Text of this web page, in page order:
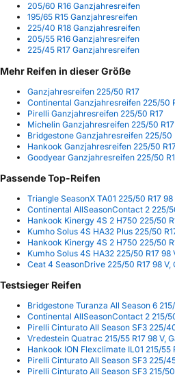
205/60 R16 Ganzjahresreifen
195/65 R15 Ganzjahresreifen
225/40 R18 Ganzjahresreifen
205/55 R16 Ganzjahresreifen
225/45 R17 Ganzjahresreifen
Mehr Reifen in dieser Größe
Ganzjahresreifen 225/50 R17
Continental Ganzjahresreifen 225/50
Pirelli Ganzjahresreifen 225/50 R17
Michelin Ganzjahresreifen 225/50 R17
Bridgestone Ganzjahresreifen 225/50
Hankook Ganzjahresreifen 225/50
Goodyear Ganzjahresreifen 225/50
Passende Top-Reifen
Triangle SeasonX TA01 225/50 R17
Continental AllSeasonContact 2 225/
Hankook Kinergy 4S 2 H750 225/50
Kumho Solus 4S HA32 Plus 225/50
Hankook Kinergy 4S 2 H750 225/50
Kumho Solus 4S HA32 225/50 R17
Ceat 4 SeasonDrive 225/50 R17 98
Testsieger Reifen
Bridgestone Turanza All Season 6
Continental AllSeasonContact 2 215/
Pirelli Cinturato All Season SF3 225/
Vredestein Quatrac 215/55 R17 98 V,
Hankook ION Flexclimate IL01 215/55
Pirelli Cinturato All Season SF3 225/
Pirelli Cinturato All Season SF3 215/